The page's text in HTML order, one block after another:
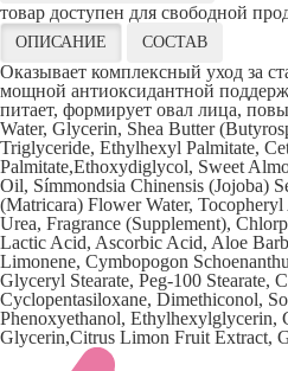
товар доступен для свободной
ОПИСАНИЕ СОСТАВ
Оказывает комплексный уход за
мощной антиоксидантной
питает, формирует овал лица,
Water, Glycerin, Shea Butter
Triglyceride, Ethylhexyl Palmitate,
Palmitate,Ethoxydiglycol, Sweet
Oil, Símmondsia Chinensis (Jojoba)
(Matricara) Flower Water,
Urea, Fragrance (Supplement),
Lactic Acid, Ascorbic Acid, Aloe
Limonene, Cymbopogon
Glyceryl Stearate, Peg-100 Stearate,
Cyclopentasiloxane, Dimethiconol,
Phenoxyethanol, Ethylhexylglycerin,
Glycerin,Citrus Limon Fruit Extract,